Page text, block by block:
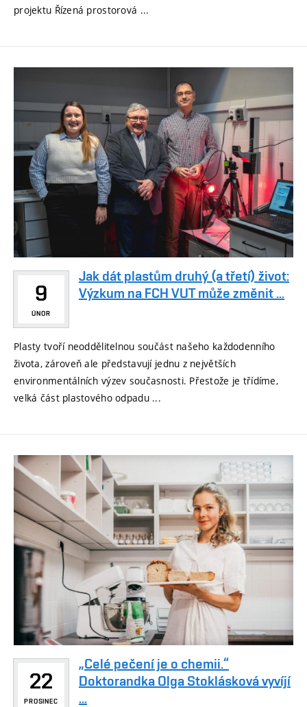
projektu Řízená prostorová ...
9
ÚNOR
Jak dát plastům druhý (a třetí) život:
Výzkum na FCH VUT může změnit ...
Plasty tvoří neoddělitelnou součást našeho každodenního
života, zároveň ale představují jednu z největších
environmentálních výzev současnosti. Přestože je třídíme,
velká část plastového odpadu ...
22
PROSINEC
„Celé pečení je o chemii.“
Doktorandka Olga Stoklásková vyvíjí
...